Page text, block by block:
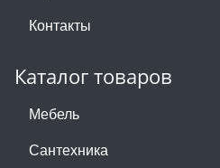
Контакты
Каталог товаров
Мебель
Сантехника